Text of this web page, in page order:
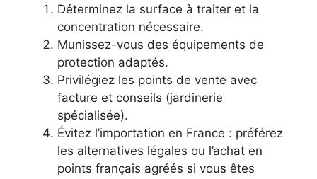
Déterminez la surface à traiter et la
concentration nécessaire.
Munissez-vous des équipements de
protection adaptés.
Privilégiez les points de vente avec
facture et conseils (jardinerie
spécialisée).
Évitez l’importation en France : préférez
les alternatives légales ou l’achat en
points français agréés si vous êtes